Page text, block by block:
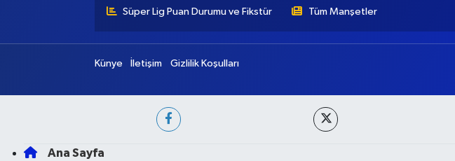
Süper Lig Puan Durumu ve Fikstür Tüm Manşetler
Künye İletişim Gizlilik Koşulları
Ana Sayfa